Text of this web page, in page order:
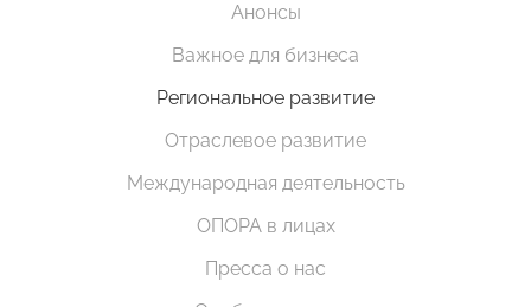
Анонсы
Важное для бизнеса
Региональное развитие
Отраслевое развитие
Международная деятельность
ОПОРА в лицах
Пресса о нас